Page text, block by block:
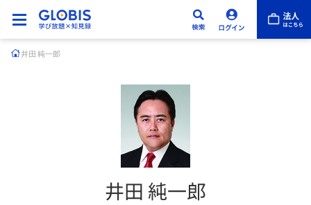
井田 純一郎
井田 純一郎